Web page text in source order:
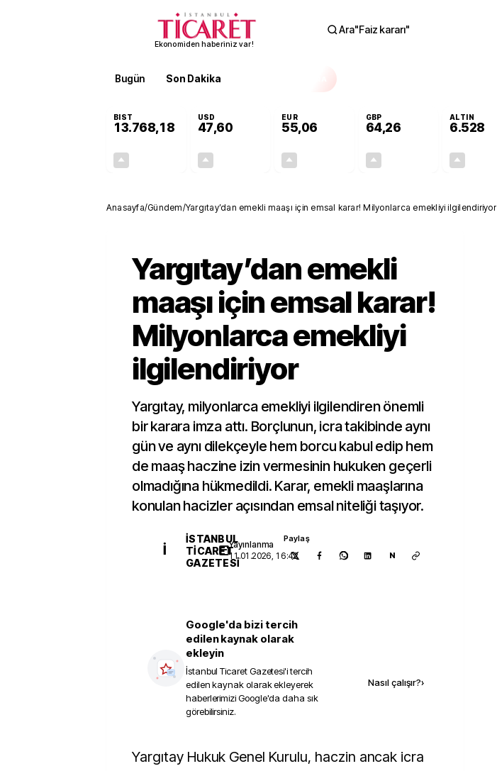
Ekonomiden haberiniz var!
Ara"Faiz kararı"
Bugün Son Dakika
BIST
13.768,18
USD
47,60
EUR
55,06
GBP
64,26
ALTIN
6.528
Anasayfa/Gündem/Yargıtay’dan emekli maaşı için emsal karar! Milyonlarca emekliyi ilgilendiriyor
Yargıtay’dan emekli
maaşı için emsal karar!
Milyonlarca emekliyi
ilgilendiriyor
Yargıtay, milyonlarca emekliyi ilgilendiren önemli
bir karara imza attı. Borçlunun, icra takibinde aynı
gün ve aynı dilekçeyle hem borcu kabul edip hem
de maaş haczine izin vermesinin hukuken geçerli
olmadığına hükmedildi. Karar, emekli maaşlarına
konulan hacizler açısından emsal niteliği taşıyor.
İ
İSTANBUL
TICARET
GAZETESI
Yayınlanma
11.01.2026, 16:42
Paylaş
N
Google'da bizi tercih
edilen kaynak olarak
ekleyin
İstanbul Ticaret Gazetesi'i tercih
edilen kaynak olarak ekleyerek
haberlerimizi Google'da daha sık
görebilirsiniz.
Nasıl çalışır?›
Yargıtay Hukuk Genel Kurulu, haczin ancak icra